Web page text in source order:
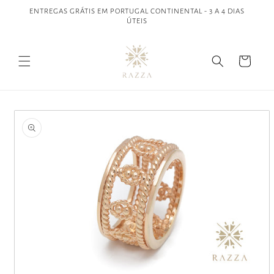
para o
ENTREGAS GRÁTIS EM PORTUGAL CONTINENTAL - 3 A 4 DIAS
ÚTEIS
Carrinho
informação
do produto